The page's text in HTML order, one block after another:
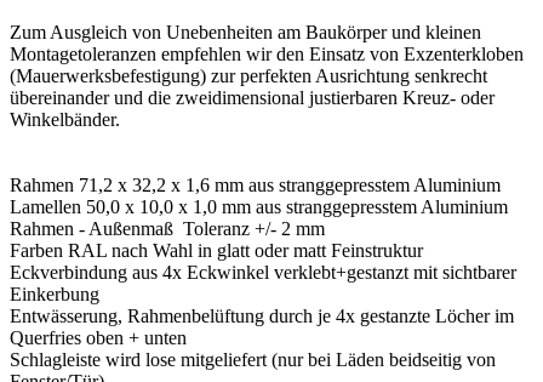
Zum Ausgleich von Unebenheiten am Baukörper und kleinen
Montagetoleranzen empfehlen wir den Einsatz von Exzenterkloben
(Mauerwerksbefestigung) zur perfekten Ausrichtung senkrecht
übereinander und die zweidimensional justierbaren Kreuz- oder
Winkelbänder.
Rahmen 71,2 x 32,2 x 1,6 mm aus stranggepresstem Aluminium
Lamellen 50,0 x 10,0 x 1,0 mm aus stranggepresstem Aluminium
Rahmen - Außenmaß Toleranz +/- 2 mm
Farben RAL nach Wahl in glatt oder matt Feinstruktur
Eckverbindung aus 4x Eckwinkel verklebt+gestanzt mit sichtbarer
Einkerbung
Entwässerung, Rahmenbelüftung durch je 4x gestanzte Löcher im
Querfries oben + unten
Schlagleiste wird lose mitgeliefert (nur bei Läden beidseitig von